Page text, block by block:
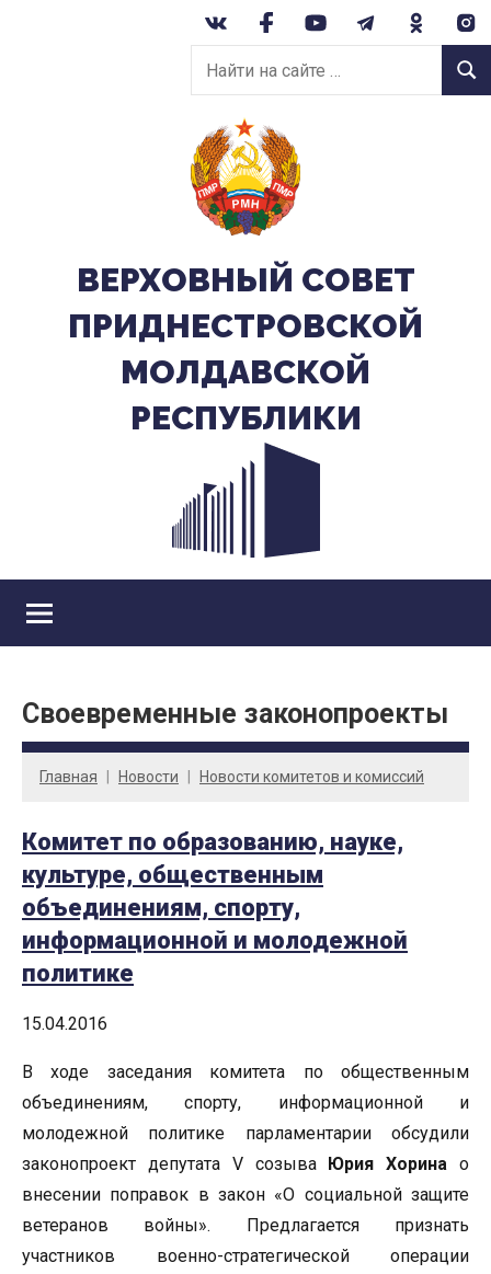
Найти
на
сайте:
ВЕРХОВНЫЙ CОВЕТ
ПРИДНЕСТРОВСКОЙ
МОЛДАВСКОЙ
РЕСПУБЛИКИ
Своевременные законопроекты
Главная Новости Новости комитетов и комиссий
Комитет по образованию, науке,
культуре, общественным
объединениям, спорту,
информационной и молодежной
политике
15.04.2016
В ходе заседания комитета по общественным
объединениям, спорту, информационной и
молодежной политике парламентарии обсудили
законопроект депутата V созыва Юрия Хоринао
внесении поправок в закон «О социальной защите
ветеранов войны». Предлагается признать
участников военно-стратегической операции